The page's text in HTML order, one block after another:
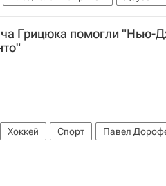
Нью-Йорк Рейнджерс
Грицюка помогли "Нью-
Хоккей Спорт
Павел
лига (НХЛ)
Тимо Майер